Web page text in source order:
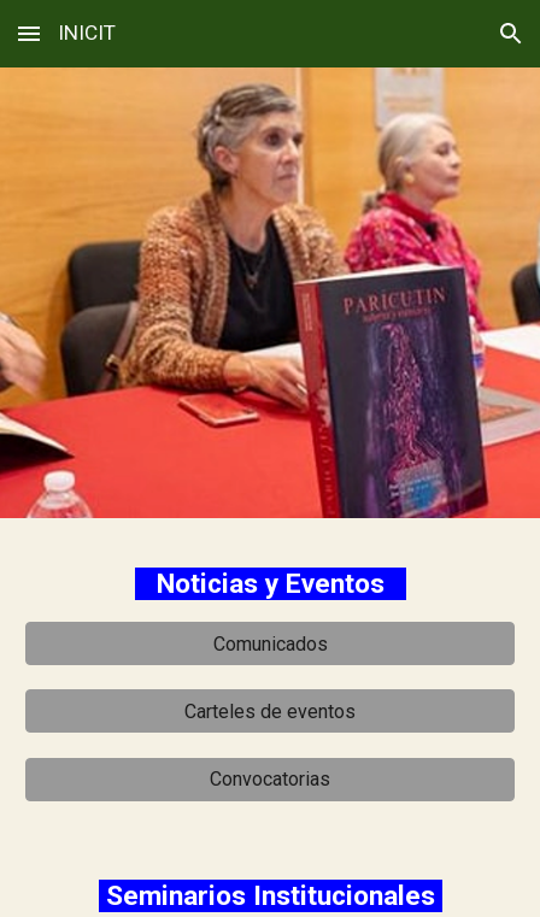
Skip to main content Skip to navigation
INICIT
Noticias y Eventos
Comunicados
Carteles de eventos
Convocatorias
Seminarios Institucionales